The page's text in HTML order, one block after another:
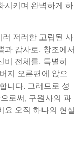
시키며 완벽하게 하
저러한 고립된 사
과 감사로, 창조에서
비 전체를, 특별히
지 오른편에 앉으
니다. 그러므로 성
로써, 구원사의 과
요 오직 하나의 현실